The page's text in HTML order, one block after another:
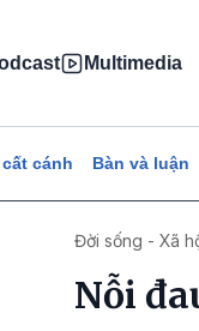
Multimedia
cánh Bàn và luận
Đời sống - Xã
Nỗi